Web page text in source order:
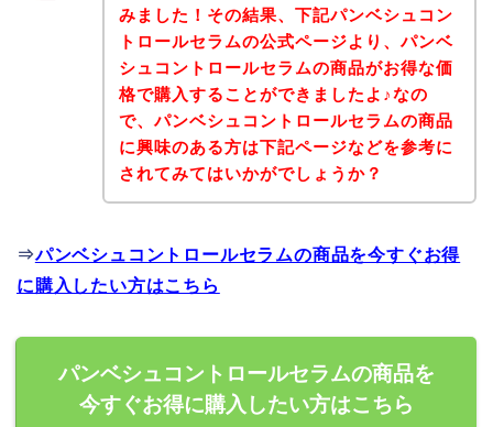
みました！その結果、下記パンベシュコン
トロールセラムの公式ページより、パンベ
シュコントロールセラムの商品がお得な価
格で購入することができましたよ♪なの
で、パンベシュコントロールセラムの商品
に興味のある方は下記ページなどを参考に
されてみてはいかがでしょうか？
⇒パンベシュコントロールセラムの商品を今すぐお得
に購入したい方はこちら
パンベシュコントロールセラムの商品を
今すぐお得に購入したい方はこちら